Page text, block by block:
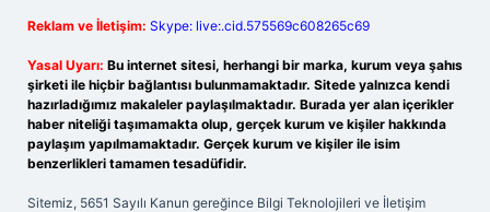
Reklam ve İletişim: Skype: live:.cid.575569c608265c69
Yasal Uyarı: Bu internet sitesi, herhangi bir marka, kurum veya şahıs
şirketi ile hiçbir bağlantısı bulunmamaktadır. Sitede yalnızca kendi
hazırladığımız makaleler paylaşılmaktadır. Burada yer alan içerikler
haber niteliği taşımamakta olup, gerçek kurum ve kişiler hakkında
paylaşım yapılmamaktadır. Gerçek kurum ve kişiler ile isim
benzerlikleri tamamen tesadüfidir.
Sitemiz, 5651 Sayılı Kanun gereğince Bilgi Teknolojileri ve İletişim